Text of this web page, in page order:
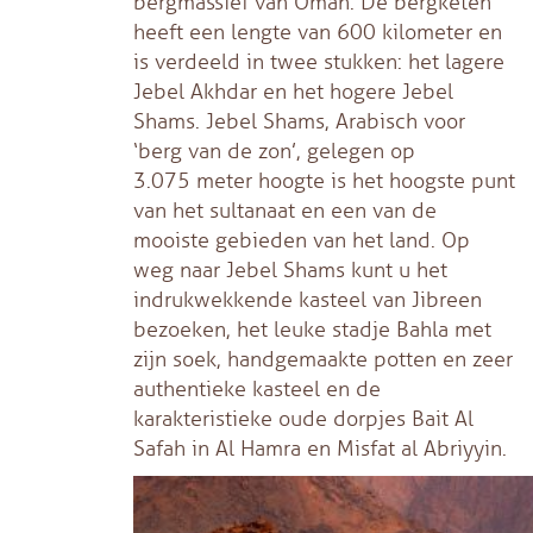
heeft een lengte van 600 kilometer en
is verdeeld in twee stukken: het lagere
Jebel Akhdar en het hogere Jebel
Shams. Jebel Shams, Arabisch voor
‘berg van de zon’, gelegen op
3.075 meter hoogte is het hoogste punt
van het sultanaat en een van de
mooiste gebieden van het land. Op
weg naar Jebel Shams kunt u het
indrukwekkende kasteel van Jibreen
bezoeken, het leuke stadje Bahla met
zijn soek, handgemaakte potten en zeer
authentieke kasteel en de
karakteristieke oude dorpjes Bait Al
Safah in Al Hamra en Misfat al Abriyyin.